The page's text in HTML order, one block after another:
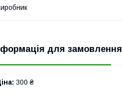
для замовлення
300 ₴